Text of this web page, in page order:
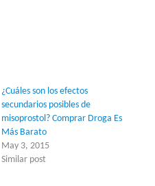
¿Cuáles son los efectos
secundarios posibles de
misoprostol? Comprar Droga Es
Más Barato
May 3, 2015
Similar post